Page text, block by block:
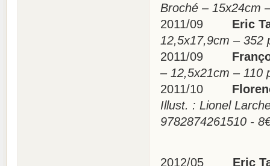
Broché – 15x24cm
2011/09
Eric
12,5x17,9cm –
2011/09
– 12,5x21cm –
2011/10
Illust. : Lionel
9782874261510 -
2012/05
Eric